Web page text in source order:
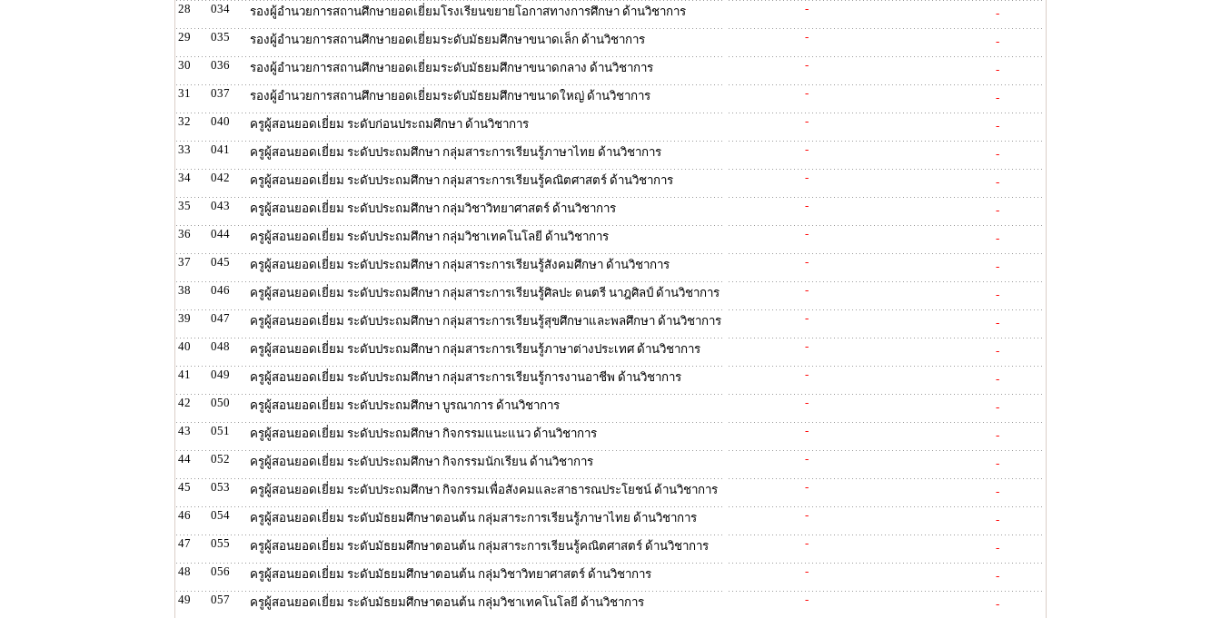
28
034 รองผู้อำนวยการสถานศึกษายอดเยี่ยมโรงเรียนขยายโอกาสทางการศึกษา ด้านวิชาการ -
-
29
035 รองผู้อำนวยการสถานศึกษายอดเยี่ยมระดับมัธยมศึกษาขนาดเล็ก ด้านวิชาการ -
-
30
036 รองผู้อำนวยการสถานศึกษายอดเยี่ยมระดับมัธยมศึกษาขนาดกลาง ด้านวิชาการ -
-
31
037 รองผู้อำนวยการสถานศึกษายอดเยี่ยมระดับมัธยมศึกษาขนาดใหญ่ ด้านวิชาการ -
-
32
040 ครูผู้สอนยอดเยี่ยม ระดับก่อนประถมศึกษา ด้านวิชาการ -
-
33
041 ครูผู้สอนยอดเยี่ยม ระดับประถมศึกษา กลุ่มสาระการเรียนรู้ภาษาไทย ด้านวิชาการ -
-
34
042 ครูผู้สอนยอดเยี่ยม ระดับประถมศึกษา กลุ่มสาระการเรียนรู้คณิตศาสตร์ ด้านวิชาการ -
-
35
043 ครูผู้สอนยอดเยี่ยม ระดับประถมศึกษา กลุ่มวิชาวิทยาศาสตร์ ด้านวิชาการ -
-
36
044 ครูผู้สอนยอดเยี่ยม ระดับประถมศึกษา กลุ่มวิชาเทคโนโลยี ด้านวิชาการ -
-
37
045 ครูผู้สอนยอดเยี่ยม ระดับประถมศึกษา กลุ่มสาระการเรียนรู้สังคมศึกษา ด้านวิชาการ -
-
38
046 ครูผู้สอนยอดเยี่ยม ระดับประถมศึกษา กลุ่มสาระการเรียนรู้ศิลปะ ดนตรี นาฎศิลป์ ด้านวิชาการ -
-
39
047 ครูผู้สอนยอดเยี่ยม ระดับประถมศึกษา กลุ่มสาระการเรียนรู้สุขศึกษาและพลศึกษา ด้านวิชาการ -
-
40
048 ครูผู้สอนยอดเยี่ยม ระดับประถมศึกษา กลุ่มสาระการเรียนรู้ภาษาต่างประเทศ ด้านวิชาการ -
-
41
049 ครูผู้สอนยอดเยี่ยม ระดับประถมศึกษา กลุ่มสาระการเรียนรู้การงานอาชีพ ด้านวิชาการ -
-
42
050 ครูผู้สอนยอดเยี่ยม ระดับประถมศึกษา บูรณาการ ด้านวิชาการ -
-
43
051 ครูผู้สอนยอดเยี่ยม ระดับประถมศึกษา กิจกรรมแนะแนว ด้านวิชาการ -
-
44
052 ครูผู้สอนยอดเยี่ยม ระดับประถมศึกษา กิจกรรมนักเรียน ด้านวิชาการ -
-
45
053 ครูผู้สอนยอดเยี่ยม ระดับประถมศึกษา กิจกรรมเพื่อสังคมและสาธารณประโยชน์ ด้านวิชาการ -
-
46
054 ครูผู้สอนยอดเยี่ยม ระดับมัธยมศึกษาตอนต้น กลุ่มสาระการเรียนรู้ภาษาไทย ด้านวิชาการ -
-
47
055 ครูผู้สอนยอดเยี่ยม ระดับมัธยมศึกษาตอนต้น กลุ่มสาระการเรียนรู้คณิตศาสตร์ ด้านวิชาการ -
-
48
056 ครูผู้สอนยอดเยี่ยม ระดับมัธยมศึกษาตอนต้น กลุ่มวิชาวิทยาศาสตร์ ด้านวิชาการ -
-
49
057 ครูผู้สอนยอดเยี่ยม ระดับมัธยมศึกษาตอนต้น กลุ่มวิชาเทคโนโลยี ด้านวิชาการ -
-